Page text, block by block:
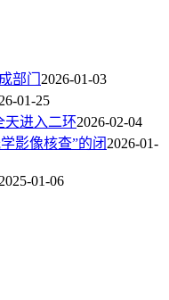
部门 2026-01-03
01-25
天进入二环2026-02-04
影像核查”的闭2026-01-
01-06